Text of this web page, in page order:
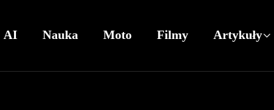
AI Nauka Moto Filmy Artykuły